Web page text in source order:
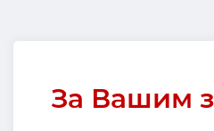
За Вашим